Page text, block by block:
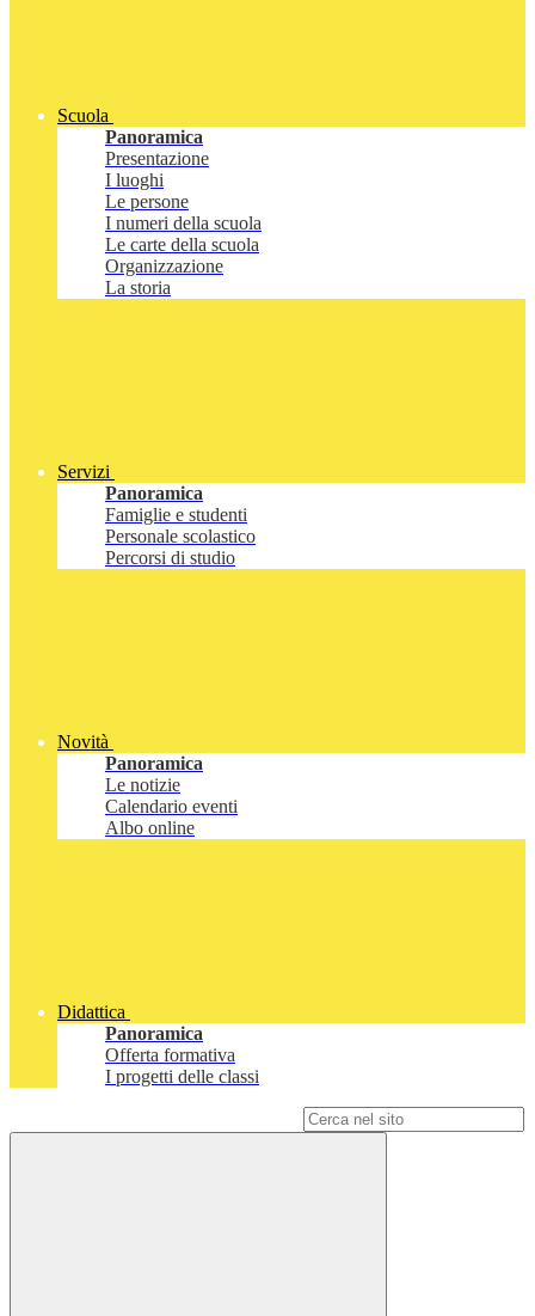
Scuola
Panoramica
Presentazione
I luoghi
Le persone
I numeri della scuola
Le carte della scuola
Organizzazione
La storia
Servizi
Panoramica
Famiglie e studenti
Personale scolastico
Percorsi di studio
Novità
Panoramica
Le notizie
Calendario eventi
Albo online
Didattica
Panoramica
Offerta formativa
I progetti delle classi